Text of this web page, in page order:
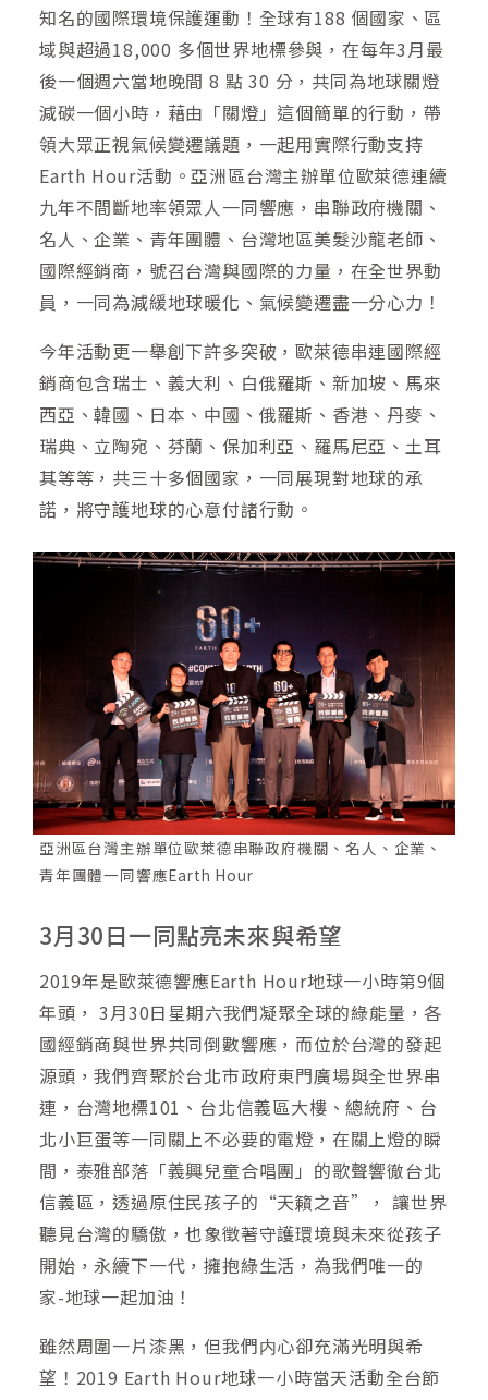
知名的國際環境保護運動！全球有188 個國家、區
域與超過18,000 多個世界地標參與，在每年3月最
後一個週六當地晚間 8 點 30 分，共同為地球關燈
減碳一個小時，藉由「關燈」這個簡單的行動，帶
領大眾正視氣候變遷議題，一起用實際行動支持
Earth Hour活動。亞洲區台灣主辦單位歐萊德連續
九年不間斷地率領眾人一同響應，串聯政府機關、
名人、企業、青年團體、台灣地區美髮沙龍老師、
國際經銷商，號召台灣與國際的力量，在全世界動
員，一同為減緩地球暖化、氣候變遷盡一分心力！
今年活動更一舉創下許多突破，歐萊德串連國際經
銷商包含瑞士、義大利、白俄羅斯、新加坡、馬來
西亞、韓國、日本、中國、俄羅斯、香港、丹麥、
瑞典、立陶宛、芬蘭、保加利亞、羅馬尼亞、土耳
其等等，共三十多個國家，一同展現對地球的承
諾，將守護地球的心意付諸行動。
亞洲區台灣主辦單位歐萊德串聯政府機關、名人、企業、
青年團體一同響應Earth Hour
3月30日一同點亮未來與希望
2019年是歐萊德響應Earth Hour地球一小時第9個
年頭， 3月30日星期六我們凝聚全球的綠能量，各
國經銷商與世界共同倒數響應，而位於台灣的發起
源頭，我們齊聚於台北市政府東門廣場與全世界串
連，台灣地標101、台北信義區大樓、總統府、台
北小巨蛋等一同關上不必要的電燈，在關上燈的瞬
間，泰雅部落「義興兒童合唱團」的歌聲響徹台北
信義區，透過原住民孩子的“天籟之音”， 讓世界
聽見台灣的驕傲，也象徵著守護環境與未來從孩子
開始，永續下一代，擁抱綠生活，為我們唯一的
家-地球一起加油！
雖然周圍一片漆黑，但我們内心卻充滿光明與希
望！2019 Earth Hour地球一小時當天活動全台節